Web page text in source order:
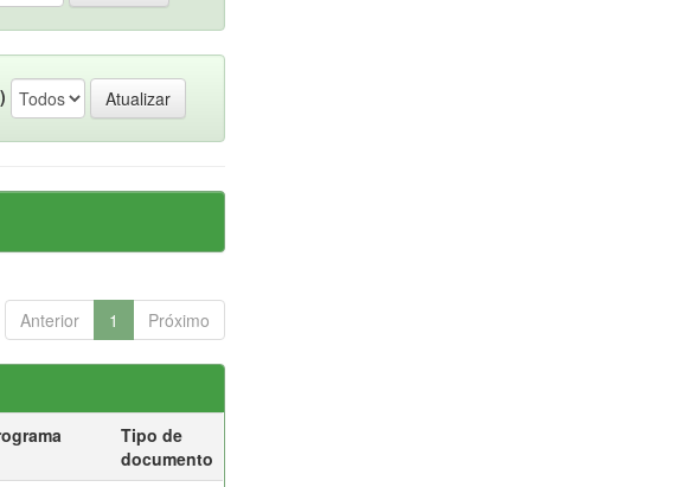
Anterior 1 Próximo
Tipo de
documento